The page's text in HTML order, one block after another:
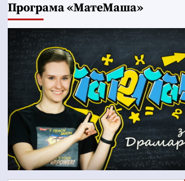
Програма «МатеМаша»